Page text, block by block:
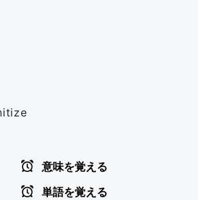
意味を覚える
単語を覚える